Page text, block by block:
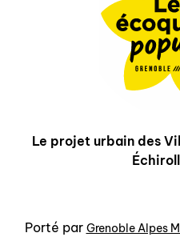
Le projet urbain des
Porté par Grenoble Alpes